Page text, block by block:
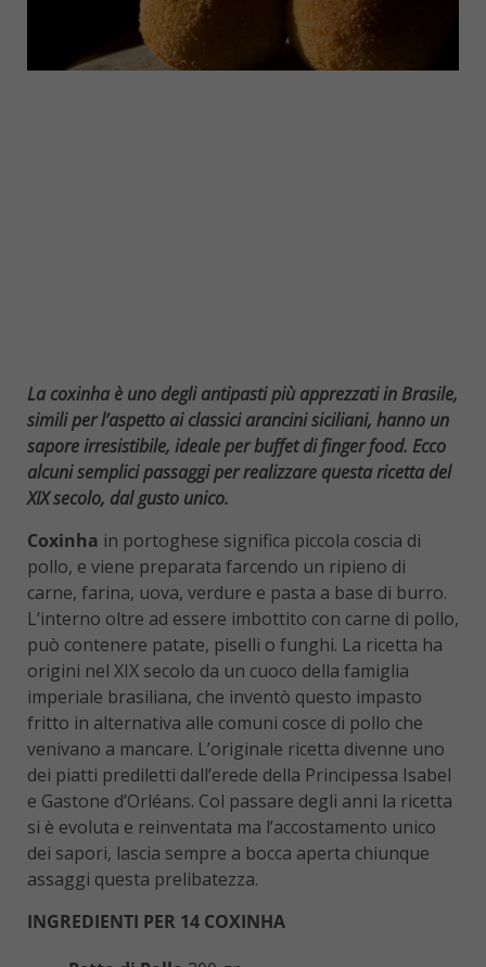
La coxinha è uno degli antipasti più apprezzati in Brasile,
simili per l’aspetto ai classici arancini siciliani, hanno un
sapore irresistibile, ideale per buffet di finger food. Ecco
alcuni semplici passaggi per realizzare questa ricetta del
XIXsecolo, dal gusto unico.
Coxinha in portoghese significa piccola coscia di
pollo, e viene preparata farcendo un ripieno di
carne, farina, uova, verdure e pasta a base di burro.
L’interno oltre ad essere imbottito con carne di pollo,
può contenere patate, piselli o funghi. La ricetta ha
origini nel XIX secolo da un cuoco della famiglia
imperiale brasiliana, che inventò questo impasto
fritto in alternativa alle comuni cosce di pollo che
venivano a mancare. L’originale ricetta divenne uno
dei piatti prediletti dall’erede della Principessa Isabel
e Gastone d’Orléans. Col passare degli anni la ricetta
si è evoluta e reinventata ma l’accostamento unico
dei sapori, lascia sempre a bocca aperta chiunque
assaggi questa prelibatezza.
INGREDIENTI PER 14 COXINHA